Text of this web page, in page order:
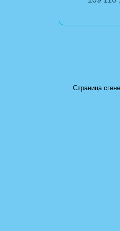
Страница